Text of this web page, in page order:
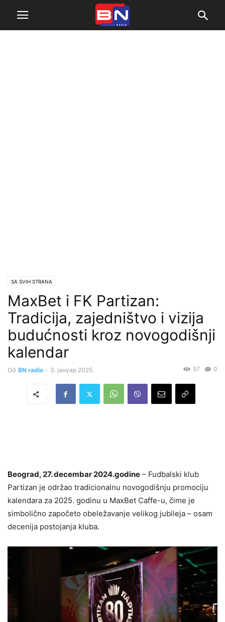
SA SVIH STRANA
MaxBet i FK Partizan:
Tradicija, zajedništvo i vizija
budućnosti kroz novogodišnji
kalendar
Od BN radio - 3. јануар 2025. 0
57
Beograd, 27. decembar 2024.godine – Fudbalski klub
Partizan je održao tradicionalnu novogodišnju promociju
kalendara za 2025. godinu u MaxBet Caffe-u, čime je
simbolično započeto obeležavanje velikog jubileja – osam
decenija postojanja kluba.